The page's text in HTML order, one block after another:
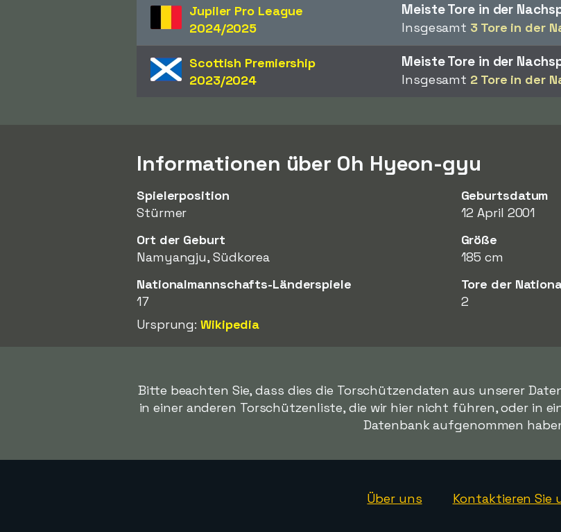
Jupiler Pro League
2024/2025
Meiste Tore in der
Insgesamt 3 Tore in der
Scottish Premiership
2023/2024
Meiste Tore in der
Insgesamt 2 Tore in der
Informationen über Oh Hyeon-gyu
Spielerposition
Stürmer
Geburtsdatum
12 April 2001
Ort der Geburt
Namyangju, Südkorea
Größe
185 cm
Nationalmannschafts-Länderspiele
17
Tore der
2
Ursprung: Wikipedia
Bitte beachten Sie, dass dies die Torschützendaten aus unserer
in einer anderen Torschützenliste, die wir hier nicht führen, oder in
Datenbank aufgenommen
Über uns Kontaktieren Sie